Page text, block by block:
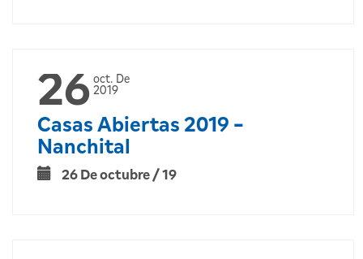
26 oct. De
2019
Casas Abiertas 2019 -
Nanchital
26 De octubre / 19